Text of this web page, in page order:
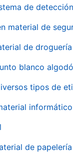
de
material de
de droguería
blanco
tipos de
de papelería